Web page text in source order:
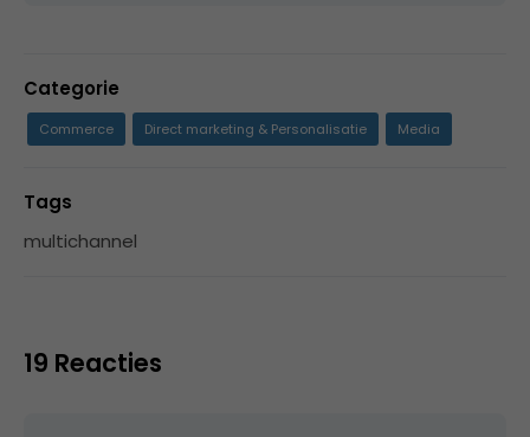
Categorie
Commerce Direct marketing & Personalisatie Media
Tags
multichannel
19 Reacties